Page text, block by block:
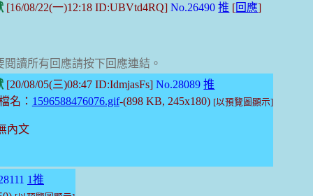
[16/08/22(一)12:18 ID:UBVtd4RQ]No.26490 推 [回應]
讀所有回應請按下回應連結。
[20/08/05(三)08:47 ID:IdmjasFs]No.28089 推
名： 1596588476076.gif-(898 KB, 245x180) [以預覽圖顯示]
內文
1推